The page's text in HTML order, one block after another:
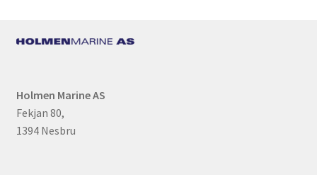
Holmen Marine AS
Fekjan 80,
1394 Nesbru